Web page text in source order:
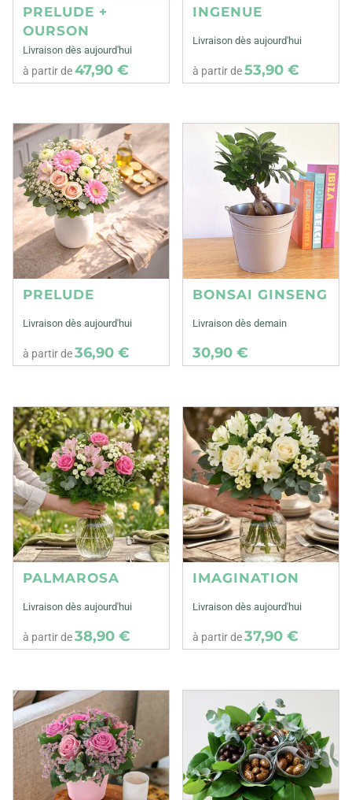
PRELUDE +
OURSON
Livraison dès aujourd'hui
à partir de47,90 €
INGENUE
Livraison dès aujourd'hui
à partir de53,90 €
PRELUDE
Livraison dès aujourd'hui
à partir de36,90 €
BONSAI GINSENG
Livraison dès demain
30,90 €
PALMAROSA
Livraison dès aujourd'hui
à partir de38,90 €
IMAGINATION
Livraison dès aujourd'hui
à partir de37,90 €